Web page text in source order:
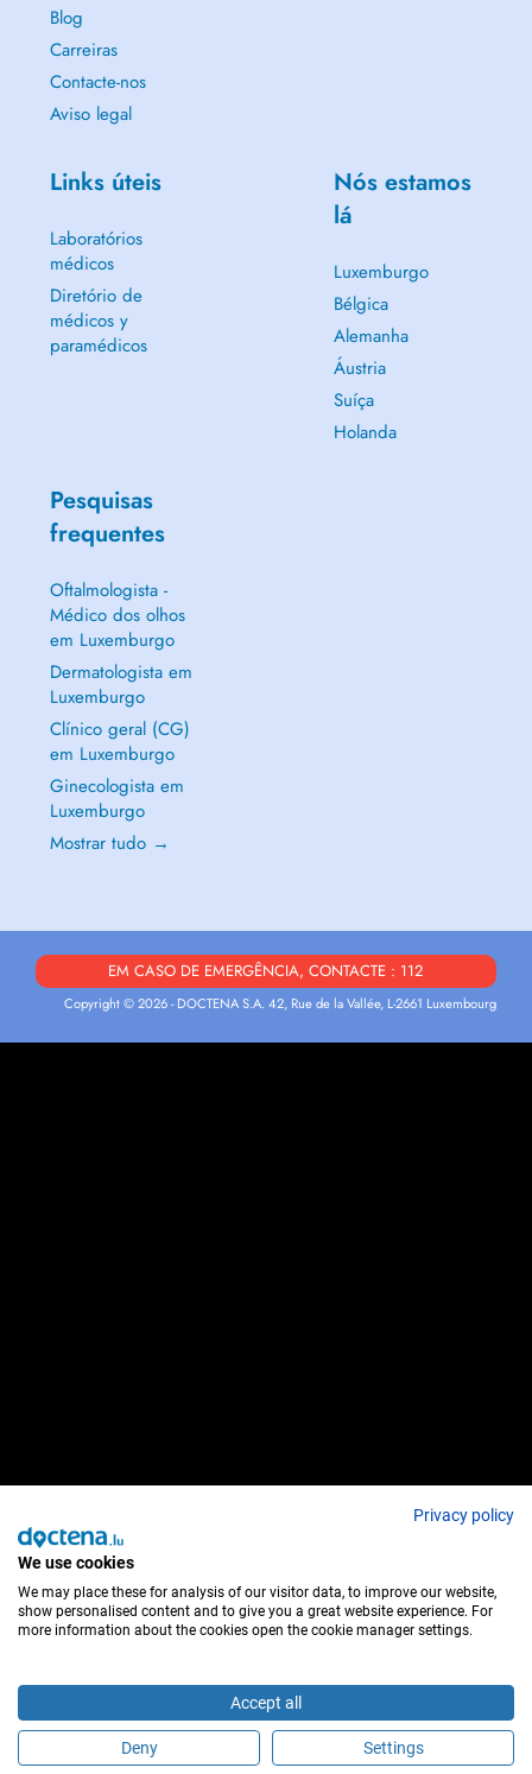
É este profissional de saúde?
Blog
Carreiras
Contacte-nos
Aviso legal
Links úteis
Laboratórios
médicos
Diretório de
médicos y
paramédicos
Nós estamos
lá
Luxemburgo
Bélgica
Alemanha
Áustria
Suíça
Holanda
Pesquisas
frequentes
Oftalmologista -
Médico dos olhos
em Luxemburgo
Dermatologista em
Luxemburgo
Clínico geral (CG)
em Luxemburgo
Ginecologista em
Luxemburgo
Mostrar tudo →
EM CASO DE EMERGÊNCIA, CONTACTE : 112
Copyright © 2026 - DOCTENA S.A. 42, Rue de la Vallée, L-2661 Luxembourg
Privacy policy
We use cookies
We may place these for analysis of our visitor data, to improve our website,
show personalised content and to give you a great website experience. For
more information about the cookies open the cookie manager settings.
Accept all
Deny Settings